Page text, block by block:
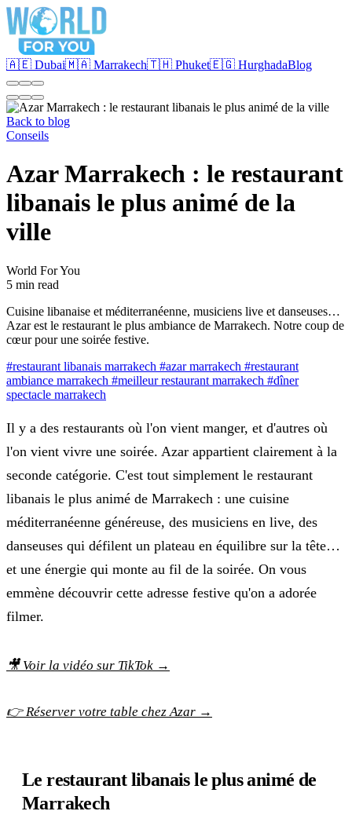
🇦🇪 Dubai🇲🇦 Marrakech🇹🇭 Phuket🇪🇬 HurghadaBlog
Back to blog
Conseils
Azar Marrakech : le restaurant
libanais le plus animé de la
ville
World For You
5 min read
Cuisine libanaise et méditerranéenne, musiciens live et danseuses…
Azar est le restaurant le plus ambiance de Marrakech. Notre coup de
cœur pour une soirée festive.
#restaurant libanais marrakech #azar marrakech #restaurant
ambiance marrakech #meilleur restaurant marrakech #dîner
spectacle marrakech
Il y a des restaurants où l'on vient manger, et d'autres où
l'on vient vivre une soirée. Azar appartient clairement à la
seconde catégorie. C'est tout simplement le restaurant
libanais le plus animé de Marrakech : une cuisine
méditerranéenne généreuse, des musiciens en live, des
danseuses qui défilent un plateau en équilibre sur la tête…
et une énergie qui monte au fil de la soirée. On vous
emmène découvrir cette adresse festive qu'on a adorée
filmer.
🎥 Voir la vidéo sur TikTok →
👉 Réserver votre table chez Azar →
Le restaurant libanais le plus animé de
Marrakech